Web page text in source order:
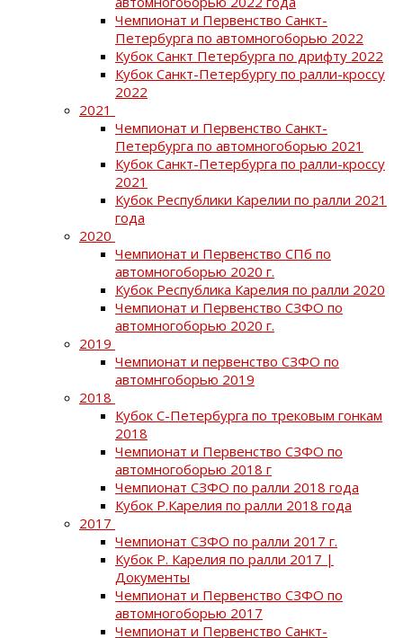
Чемпионат и Первенство Санкт-
Петербурга по автомногоборью 2022
Кубок Санкт Петербурга по дрифту 2022
Кубок Санкт-Петербургу по ралли-кроссу
2022
2021
Чемпионат и Первенство Санкт-
Петербурга по автомногоборью 2021
Кубок Санкт-Петербурга по ралли-кроссу
2021
Кубок Республики Карелии по ралли 2021
года
2020
Чемпионат и Первенство СПб по
автомногоборью 2020 г.
Кубок Республика Карелия по ралли 2020
Чемпионат и Первенство СЗФО по
автомногоборью 2020 г.
2019
Чемпионат и первенство СЗФО по
автомнгоборью 2019
2018
Кубок С-Петербурга по трековым гонкам
2018
Чемпионат и Первенство СЗФО по
автомногоборью 2018 г
Чемпионат СЗФО по ралли 2018 года
Кубок Р.Карелия по ралли 2018 года
2017
Чемпионат СЗФО по ралли 2017 г.
Кубок Р. Карелия по ралли 2017 |
Документы
Чемпионат и Первенство СЗФО по
автомногоборью 2017
Чемпионат и Первенство Санкт-